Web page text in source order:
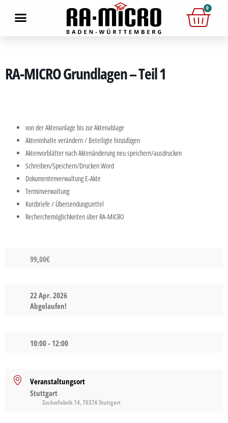
0
RA-MICRO Grundlagen – Teil 1
von der Aktenanlage bis zur Aktenablage
Akteninhalte verändern / Beteiligte hinzufügen
Aktenvorblätter nach Aktenänderung neu speichern/ausdrucken
Schreiben/Speichern/Drucken Word
Dokumentenverwaltung E-Akte
Terminverwaltung
Kurzbriefe / Übersendungszettel
Recherchemöglichkeiten über RA-MICRO
99,00€
22 Apr. 2026
Abgelaufen!
10:00 - 12:00
Veranstaltungsort
Stuttgart
Zuckerfabrik 14, 70376 Stuttgart